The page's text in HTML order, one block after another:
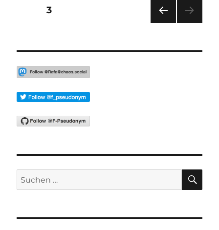
Seitennummerierung
Beiträge
SEIT
SEITE3
Suchen
nach: